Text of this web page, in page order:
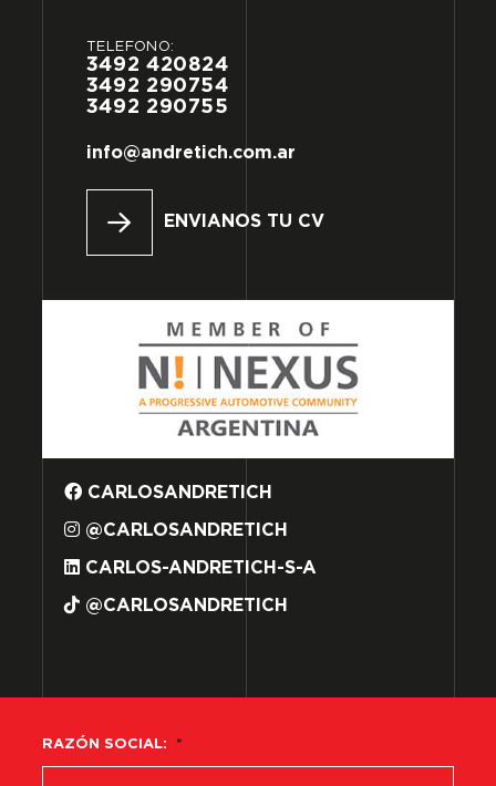
TELÉFONO:
3492 420824
3492 290754
3492 290755
info@andretich.com.ar
ENVIANOS TU CV
CARLOSANDRETICH
@CARLOSANDRETICH
CARLOS-ANDRETICH-S-A
@CARLOSANDRETICH
RAZÓN SOCIAL: *